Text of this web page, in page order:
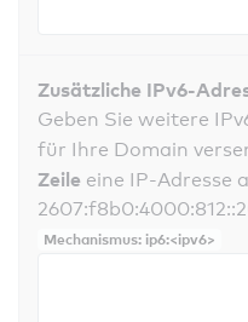
Zusätzliche IPv6-
Geben Sie weitere
für Ihre Domain
Zeile eine IP-Adresse
Mechanismus: ip6:<ipv6>